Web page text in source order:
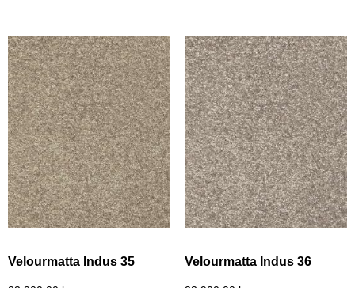
Velourmatta Indus 35 Velourmatta Indus 36